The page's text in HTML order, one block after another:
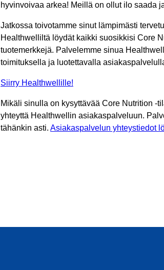
hyvinvoivaa arkea! Meillä on ollut ilo saada
Jatkossa toivotamme sinut lämpimästi
Healthwelliltä löydät kaikki suosikkisi Core
tuotemerkkejä. Palvelemme sinua
toimituksella ja luotettavalla
Siirry Healthwellille!
Mikäli sinulla on kysyttävää Core Nutrition -
yhteyttä Healthwellin asiakaspalveluun.
tähänkin asti. Asiakaspalvelun yhteystiedot